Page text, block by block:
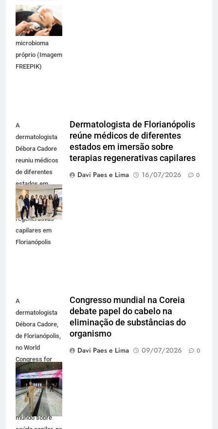
sanguíneos,
terminações
nervosas e um
microbioma
próprio (Imagem
FREEPIK)
A
dermatologista
Débora Cadore
reuniu médicos
de diferentes
estados em
imersão sobre
terapias
regenerativas
capilares em
Florianópolis
Dermatologista de Florianópolis
reúne médicos de diferentes
estados em imersão sobre
terapias regenerativas capilares
Davi Paes e Lima
16/07/2026 0
A
dermatologista
Débora Cadore,
de Florianópolis,
no World
Congress for
Hair Research,
principal
congresso
científico do
mundo sobre
Congresso mundial na Coreia
debate papel do cabelo na
eliminação de substâncias do
organismo
Davi Paes e Lima
09/07/2026 0